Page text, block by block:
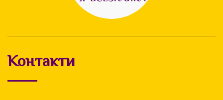
Контакти